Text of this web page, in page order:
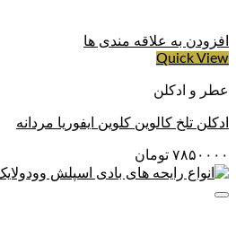
افزودن به علاقه مندی ها
Quick View
عطر و ادکلن
ادکلن تلخ کالوین کلوین ایفوریا مردانه
۷۸۵۰۰۰۰ تومان